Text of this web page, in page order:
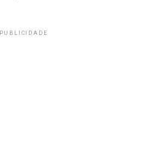
PUBLICIDADE